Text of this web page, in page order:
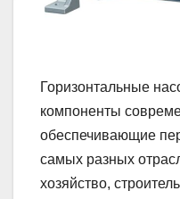
Горизонтальные
компоненты
обеспечивающие
самых разных
хозяйство,